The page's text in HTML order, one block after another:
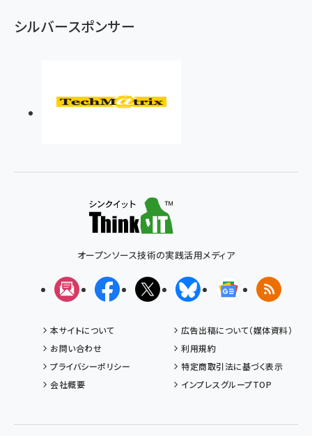
シルバースポンサー
オープンソース技術の実践活用メディア
メルマガFacebookX(エックス)BlueskyGoogleニュ
RSS
本サイトについて
広告出稿について（媒体資料）
お問い合わせ
利用規約
プライバシーポリシー
特定商取引法に基づく表示
会社概要
インプレスグループTOP